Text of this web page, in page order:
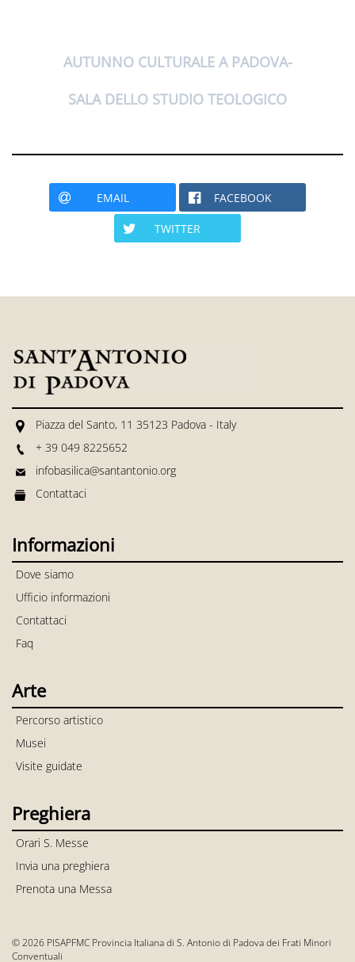
AUTUNNO CULTURALE A PADOVA
SALA DELLO STUDIO TEOLOGICO
EMAIL FACEBOOK
TWITTER
Piazza del Santo, 11 35123 Padova - Italy
+ 39 049 8225652
infobasilica@santantonio.org
Contattaci
Informazioni
Dove siamo
Ufficio informazioni
Contattaci
Faq
Arte
Percorso artistico
Musei
Visite guidate
Preghiera
Orari S. Messe
Invia una preghiera
Prenota una Messa
© 2026 PISAPFMC Provincia Italiana di S. Antonio di Padova dei Frati Minori
Conventuali